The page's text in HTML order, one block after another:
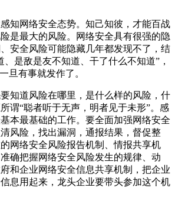
知网络安全态势。知己知彼，才能百战
是最大的风险。网络安全具有很强的隐
安全风险可能隐藏几年都发现不了，结
是敌是友不知道、干了什么不知道”，
旦有事就发作了。
知道风险在哪里，是什么样的风险，什
谓“聪者听于无声，明者见于未形”。感
本最基础的工作。要全面加强网络安全
风险，找出漏洞，通报结果，督促整
网络安全风险报告机制、情报共享机
确把握网络安全风险发生的规律、动
和企业网络安全信息共享机制，把企业
息用起来，龙头企业要带头参加这个机